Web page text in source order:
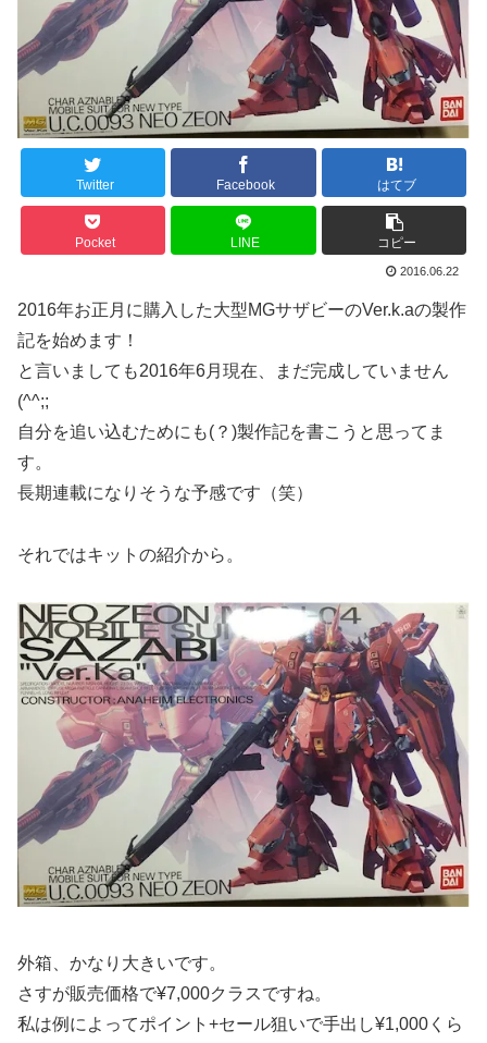
Twitter Facebook はてブ
Pocket LINE コピー
2016.06.22
2016年お正月に購入した大型MGサザビーのVer.k.aの製作
記を始めます！
と言いましても2016年6月現在、まだ完成していません
(^^;;
自分を追い込むためにも(？)製作記を書こうと思ってま
す。
長期連載になりそうな予感です（笑）
それではキットの紹介から。
外箱、かなり大きいです。
さすが販売価格で¥7,000クラスですね。
私は例によってポイント+セール狙いで手出し¥1,000くら